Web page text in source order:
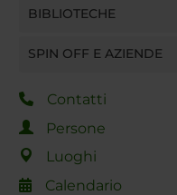
BIBLIOTECHE
SPIN OFF E AZIENDE
Contatti
Persone
Luoghi
Calendario